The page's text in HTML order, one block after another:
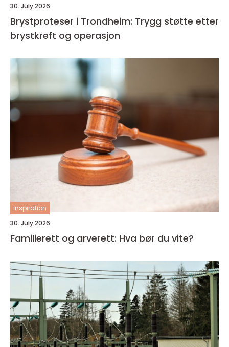
30. July 2026
Brystproteser i Trondheim: Trygg støtte etter
brystkreft og operasjon
inspiration
30. July 2026
Familierett og arverett: Hva bør du vite?